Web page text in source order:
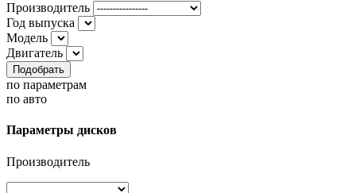
Производитель
Год выпуска
Модель
Двигатель
Подобрать
по параметрам
по авто
Параметры дисков
Производитель